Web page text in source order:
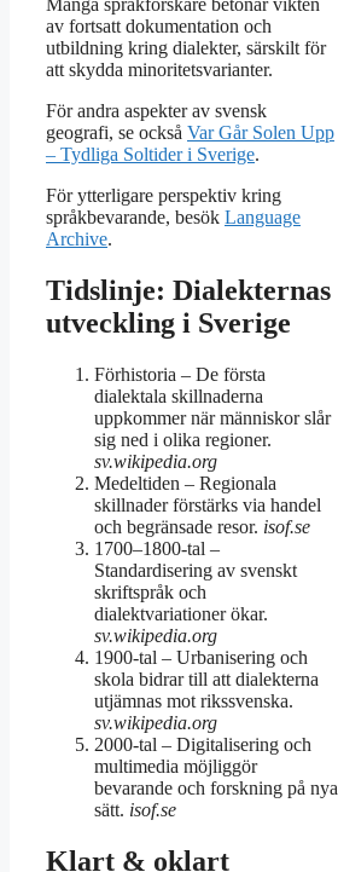
av fortsatt dokumentation och
utbildning kring dialekter, särskilt för
att skydda minoritetsvarianter.
För andra aspekter av svensk
geografi, se också Var Går Solen Upp
– Tydliga Soltider i Sverige.
För ytterligare perspektiv kring
språkbevarande, besök Language
Archive.
Tidslinje: Dialekternas
utveckling i Sverige
Förhistoria – De första
dialektala skillnaderna
uppkommer när människor slår
sig ned i olika regioner.
sv.wikipedia.org
Medeltiden – Regionala
skillnader förstärks via handel
och begränsade resor. isof.se
1700–1800-tal –
Standardisering av svenskt
skriftspråk och
dialektvariationer ökar.
sv.wikipedia.org
1900-tal – Urbanisering och
skola bidrar till att dialekterna
utjämnas mot rikssvenska.
sv.wikipedia.org
2000-tal – Digitalisering och
multimedia möjliggör
bevarande och forskning på nya
sätt. isof.se
Klart & oklart